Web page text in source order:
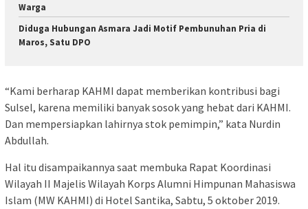
Warga
Diduga Hubungan Asmara Jadi Motif Pembunuhan Pria di
Maros, Satu DPO
“Kami berharap KAHMI dapat memberikan kontribusi bagi
Sulsel, karena memiliki banyak sosok yang hebat dari KAHMI.
Dan mempersiapkan lahirnya stok pemimpin,” kata Nurdin
Abdullah.
Hal itu disampaikannya saat membuka Rapat Koordinasi
Wilayah II Majelis Wilayah Korps Alumni Himpunan Mahasiswa
Islam (MW KAHMI) di Hotel Santika, Sabtu, 5 oktober 2019.